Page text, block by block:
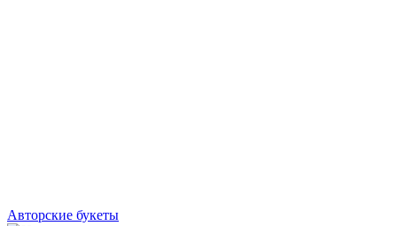
Авторские букеты